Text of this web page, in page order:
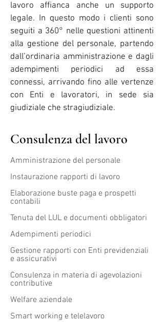
lavoro affianca anche un supporto
legale. In questo modo i clienti sono
seguiti a 360° nelle questioni attinenti
alla gestione del personale, partendo
dall’ordinaria amministrazione e dagli
adempimenti periodici ad essa
connessi, arrivando fino alle vertenze
con Enti e lavoratori, in sede sia
giudiziale che stragiudiziale.
Consulenza del lavoro
Amministrazione del personale
Instaurazione rapporti di lavoro
Elaborazione buste paga e prospetti
contabili
Tenuta del LUL e documenti obbligatori
Adempimenti periodici
Gestione rapporti con Enti previdenziali
e assicurativi
Consulenza in materia di agevolazioni
contributive
Welfare aziendale
Smart working e telelavoro